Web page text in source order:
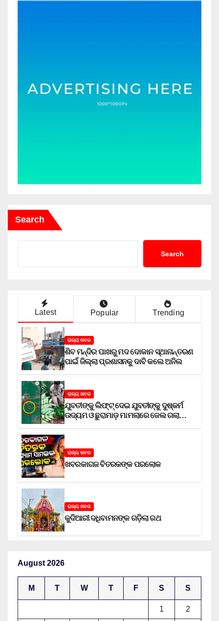
Search
Search
Latest Popular Trending
ରାଜ୍ୟ ଖବର
ଶିବ ମନ୍ଦିର ପାଖରୁ ମଦ ଦୋକାନ ସ୍ଥାନାନ୍ତରଣ
ପାଇଁ ଜିଲ୍ଲା ପ୍ରଶାସନକୁ ଦାବି କଲେ ଅନିଲ
ରାଜ୍ୟ ଖବର
ଯୁବତୀଙ୍କୁ ଲିଫ୍‌ଟ୍‌ ଦେଇ ଯୁବତୀଙ୍କୁ ଦୁଷ୍କର୍ମ
ଉଦ୍ୟମ ଓ ଛୁରାମାଡ଼ ମାମଲାରେ ଜେଲ ଗଲା
ରାଜ୍ୟ ଖବର
ଖବରକାଗଜ ବିତରକଙ୍କ ପରଲୋକ
ରାଜ୍ୟ ଖବର
କୁଦିଆରୀ ଦଧିବାମନଙ୍କ ଗଡ଼ିଲା ରଥ
August 2026
M T W T F S S
1 2